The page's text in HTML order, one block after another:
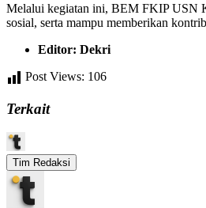
Melalui kegiatan ini, BEM FKIP USN
sosial, serta mampu memberikan
Editor: Dekri
Post Views: 106
Terkait
Tim Redaksi